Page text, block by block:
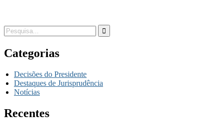
Categorias
Decisões do Presidente
Destaques de Jurisprudência
Notícias
Recentes